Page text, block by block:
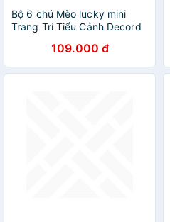
Bộ 6 chú Mèo lucky mini
Trang Trí Tiểu Cảnh Decord
109.000 đ